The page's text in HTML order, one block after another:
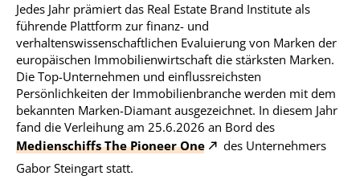
Jedes Jahr prämiert das Real Estate Brand Institute als
führende Plattform zur finanz- und
verhaltenswissenschaftlichen Evaluierung von Marken der
europäischen Immobilienwirtschaft die stärksten Marken.
Die Top-Unternehmen und einflussreichsten
Persönlichkeiten der Immobilienbranche werden mit dem
bekannten Marken-Diamant ausgezeichnet. In diesem Jahr
fand die Verleihung am 25.6.2026 an Bord des
Medienschiffs The Pioneer One
des Unternehmers
Gabor Steingart statt.